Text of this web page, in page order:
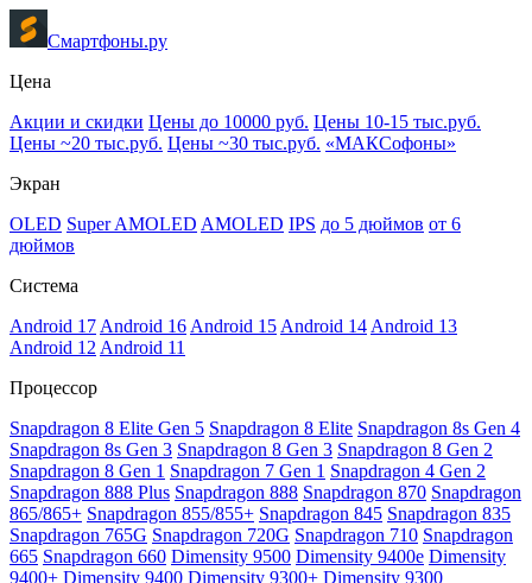
Смартфоны.ру
Цена
Акции и скидки Цены до 10000 руб. Цены 10-15 тыс.руб.
Цены ~20 тыс.руб. Цены ~30 тыс.руб. «МАКСофоны»
Экран
OLED Super AMOLED AMOLED IPS до 5 дюймов от 6
дюймов
Система
Android 17 Android 16 Android 15 Android 14 Android 13
Android 12 Android 11
Процессор
Snapdragon 8 Elite Gen 5 Snapdragon 8 Elite Snapdragon 8s Gen 4
Snapdragon 8s Gen 3 Snapdragon 8 Gen 3 Snapdragon 8 Gen 2
Snapdragon 8 Gen 1 Snapdragon 7 Gen 1 Snapdragon 4 Gen 2
Snapdragon 888 Plus Snapdragon 888 Snapdragon 870 Snapdragon
865/865+ Snapdragon 855/855+ Snapdragon 845 Snapdragon 835
Snapdragon 765G Snapdragon 720G Snapdragon 710 Snapdragon
665 Snapdragon 660 Dimensity 9500 Dimensity 9400e Dimensity
9400+ Dimensity 9400 Dimensity 9300+ Dimensity 9300